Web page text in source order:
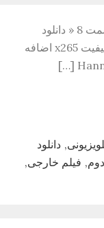
سریال Killjoys فصل دوم قسمت هشتم دانلود سریال ماجراجویی ( Killjoys ) فصل دوم قسمت 8 « دانلود
رایگان با لینک مستقیم از هستی دانلود » کیفیت 480p و 720p اضافه شد نسخه کم حجم با کیفیت x265 اضافه
دانلود
دوم فیلم خارجی